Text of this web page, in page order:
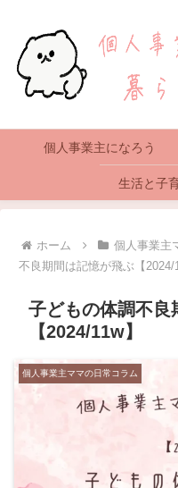
個人事業主になろう
生活と子
ホーム 個人事業主
不良期間は記憶が飛ぶ【2024/
子どもの体調不良
【2024/11w】
個人事業主ママの日常コラム